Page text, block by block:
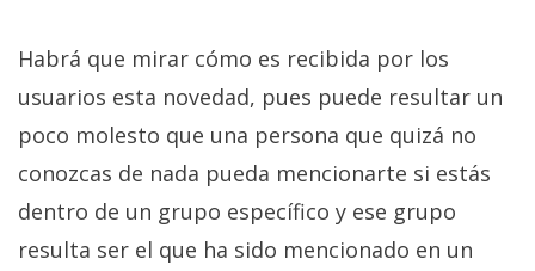
Habrá que mirar cómo es recibida por los
usuarios esta novedad, pues puede resultar un
poco molesto que una persona que quizá no
conozcas de nada pueda mencionarte si estás
dentro de un grupo específico y ese grupo
resulta ser el que ha sido mencionado en un